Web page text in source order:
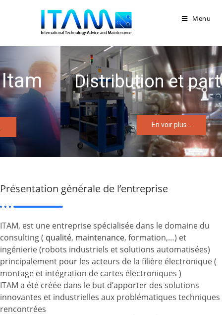
Menu
Distribution et partenaire
En voir plus...
Présentation générale de l’entreprise
ITAM, est une entreprise spécialisée dans le domaine du
consulting ( qualité, maintenance, formation,…) et
ingénierie (robots industriels et solutions automatisées)
principalement pour les acteurs de la filière électronique (
montage et intégration de cartes électroniques )
ITAM a été créée dans le but d’apporter des solutions
innovantes et industrielles aux problématiques techniques
rencontrées